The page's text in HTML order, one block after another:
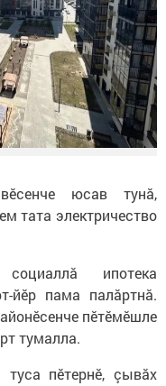
юсав тунă,
тата электричество
ипотека
йӗр пама палăртнă.
пӗтӗмӗшле
тумалла.
туса пӗтернӗ, çывăх